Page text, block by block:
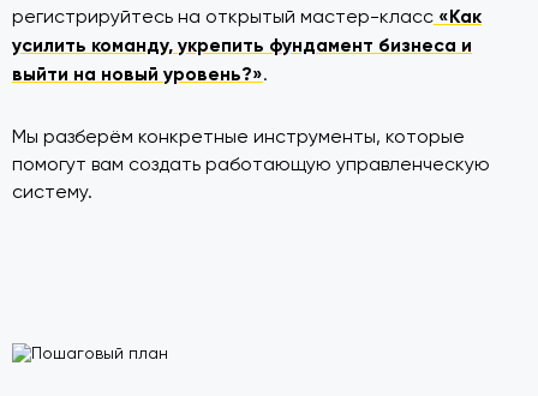
регистрируйтесь на открытый мастер-класс «Как
усилить команду, укрепить фундамент бизнеса и
выйти на новый уровень?».
Мы разберём конкретные инструменты, которые
помогут вам создать работающую управленческую
систему.